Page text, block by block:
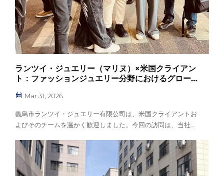
ランツイ・ジュエリー（マリヌ）×米国クライアン
ト：ファッションジュエリー分野におけるグローバ
Mar 31, 2026
義烏市ランツイ・ジュエリー有限公司は、米国クライアントお
よびそのチームを温かく歓迎しました。今回の訪問は、当社の
独自のデザインアイデアを、…向けに市場投入可能なジュエリ
ーコレクションへと具現化する方法について協議しました。